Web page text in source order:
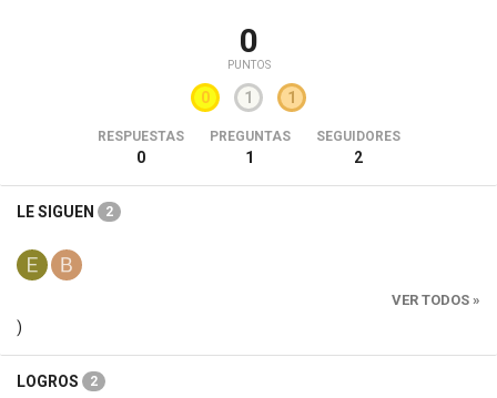
0
PUNTOS
0 1 1
RESPUESTAS
0
PREGUNTAS
1
SEGUIDORES
2
LE SIGUEN 2
VER TODOS »
)
LOGROS 2